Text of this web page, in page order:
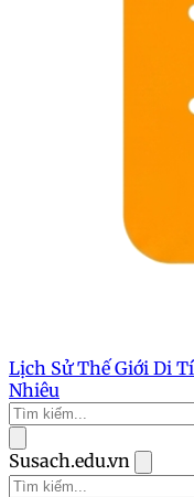
Lịch Sử Thế Giới Di
Nhiêu
Susach.edu.vn